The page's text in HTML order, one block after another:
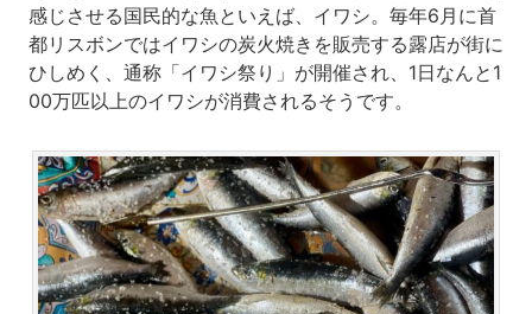
感じさせる国民的な魚といえば、イワシ。毎年6月に首
都リスボンではイワシの炭火焼きを販売する露店が街に
ひしめく、通称「イワシ祭り」が開催され、1日なんと1
00万匹以上のイワシが消費されるそうです。